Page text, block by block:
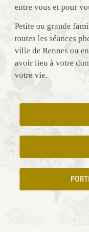
entre vous et pour
Petite ou grande
toutes les séances
ville de Rennes ou
avoir lieu à votre
votre vie.